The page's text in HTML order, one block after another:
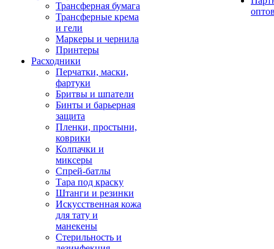
Трансферная бумага
Трансферные крема
и гели
Маркеры и чернила
Принтеры
Расходники
Перчатки, маски,
фартуки
Бритвы и шпатели
Бинты и барьерная
защита
Пленки, простыни,
коврики
Колпачки и
миксеры
Спрей-батлы
Тара под краску
Штанги и резинки
Искусственная кожа
для тату и
манекены
Стерильность и